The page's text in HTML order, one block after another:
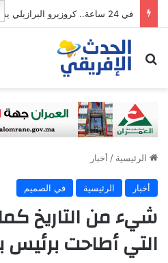
ابحث عن
الرئيسية / أخبار
أخبار الرئيسية في الصميم
شيء من التاريخ
التي أطاحت برئيس